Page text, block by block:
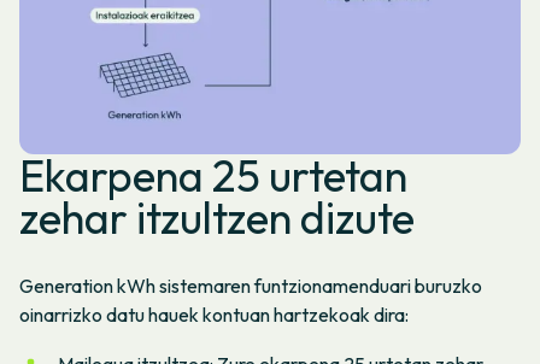
Ekarpena 25 urtetan
zehar itzultzen dizute
Generation kWh sistemaren funtzionamenduari buruzko
oinarrizko datu hauek kontuan hartzekoak dira: